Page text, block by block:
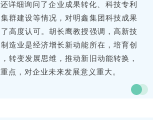
细询问了企业成果转化、科技专利
群建设等情况，对明鑫集团科技成果
高度认可。胡长鹰教授强调，高新技
造业是经济增长新动能所在，培育创
转变发展思维，推动新旧动能转换，
点，对企业未来发展意义重大。